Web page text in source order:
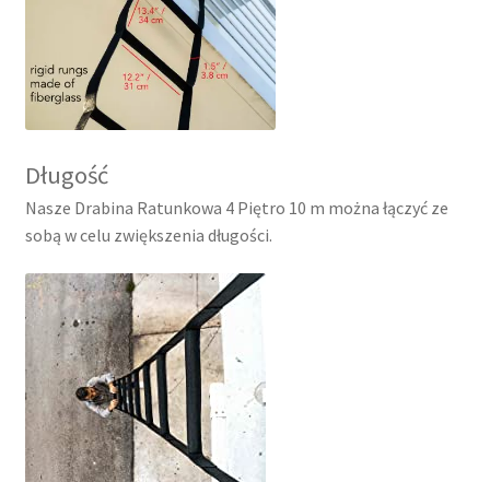
Długość
Nasze Drabina Ratunkowa 4 Piętro 10 m można łączyć ze
sobą w celu zwiększenia długości.